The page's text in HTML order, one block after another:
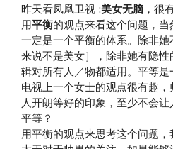
昨天看凤凰卫视 :美女无脑 ，很
用平衡的观点来看这个问题，
一定是一个平衡的体系。除非
来说不是美女］，除非她有隐
辑对所有人／物都适用。平等是
电视上一个女士的观点很有趣
人开朗等好的印象，至少不会
平等？
用平衡的观点来思考这个问题